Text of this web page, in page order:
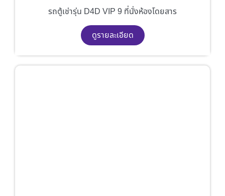
รถตู้เช่ารุ่น D4D VIP 9 ที่นั่งห้องโดยสาร
ดูรายละเอียด